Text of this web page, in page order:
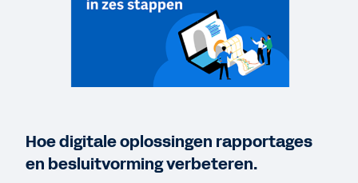
Optimaal gebruikmaken van data in de financiële
Workday Prism Analytics voor banken
Hoe digitale oplossingen rapportages
en besluitvorming verbeteren.